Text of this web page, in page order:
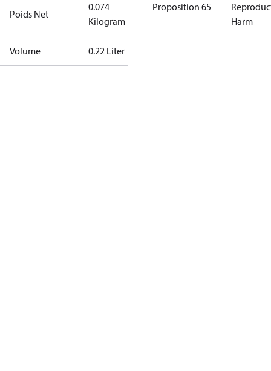
Poids Net
0.074
Kilogram
Volume 0.22 Liter
Proposition 65
Harm